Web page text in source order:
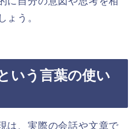
ょう。
いう言葉の使い
は、実際の会話や文章で